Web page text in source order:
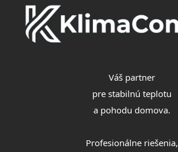
Váš partner
pre stabilnú teplotu
a pohodu domova.
Profesionálne riešenia,